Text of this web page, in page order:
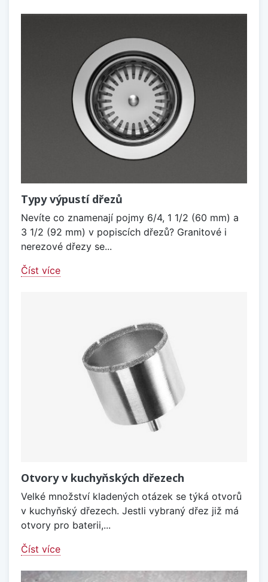
Typy výpustí dřezů
Nevíte co znamenají pojmy 6/4, 1 1/2 (60 mm) a
3 1/2 (92 mm) v popiscích dřezů? Granitové i
nerezové dřezy se...
Číst více
Otvory v kuchyňských dřezech
Velké množství kladených otázek se týká otvorů
v kuchyňský dřezech. Jestli vybraný dřez již má
otvory pro baterii,...
Číst více